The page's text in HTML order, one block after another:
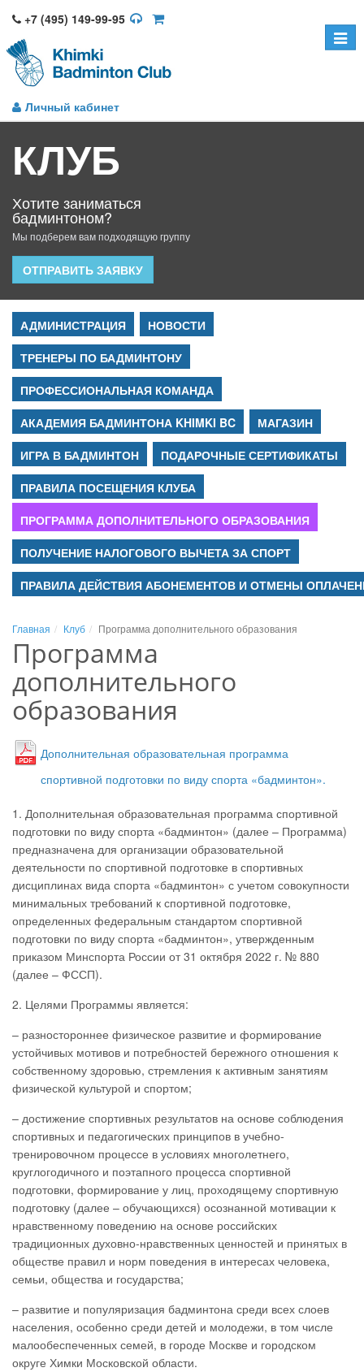
+7 (495) 149-99-95
Toggle
Личный кабинет
КЛУБ
Хотите заниматься
бадминтоном?
Мы подберем вам подходящую группу
ОТПРАВИТЬ ЗАЯВКУ
АДМИНИСТРАЦИЯ
НОВОСТИ
ТРЕНЕРЫ ПО БАДМИНТОНУ
ПРОФЕССИОНАЛЬНАЯ КОМАНДА
АКАДЕМИЯ БАДМИНТОНА KHIMKI BC
МАГАЗИН
ИГРА В БАДМИНТОН
ПОДАРОЧНЫЕ СЕРТИФИКАТЫ
ПРАВИЛА ПОСЕЩЕНИЯ КЛУБА
ПРОГРАММА ДОПОЛНИТЕЛЬНОГО ОБРАЗОВАНИЯ
ПОЛУЧЕНИЕ НАЛОГОВОГО ВЫЧЕТА ЗА СПОРТ
ПРАВИЛА ДЕЙСТВИЯ АБОНЕМЕНТОВ И ОТМЕНЫ
Главная Клуб Программа дополнительного образования
Программа
дополнительного
образования
Дополнительная образовательная программа
спортивной подготовки по виду спорта «бадминтон».
1. Дополнительная образовательная программа спортивной
подготовки по виду спорта «бадминтон» (далее – Программа)
предназначена для организации образовательной
деятельности по спортивной подготовке в спортивных
дисциплинах вида спорта «бадминтон» с учетом совокупности
минимальных требований к спортивной подготовке,
определенных федеральным стандартом спортивной
подготовки по виду спорта «бадминтон», утвержденным
приказом Минспорта России от 31 октября 2022 г. № 880
(далее – ФССП).
2. Целями Программы является:
– разностороннее физическое развитие и формирование
устойчивых мотивов и потребностей бережного отношения к
собственному здоровью, стремления к активным занятиям
физической культурой и спортом;
– достижение спортивных результатов на основе соблюдения
спортивных и педагогических принципов в учебно-
тренировочном процессе в условиях многолетнего,
круглогодичного и поэтапного процесса спортивной
подготовки, формирование у лиц, проходящему спортивную
подготовку (далее – обучающихся) осознанной мотивации к
нравственному поведению на основе российских
традиционных духовно-нравственных ценностей и принятых в
обществе правил и норм поведения в интересах человека,
семьи, общества и государства;
– развитие и популяризация бадминтона среди всех слоев
населения, особенно среди детей и молодежи, в том числе
малообеспеченных семей, в городе Москве и городском
округе Химки Московской области.